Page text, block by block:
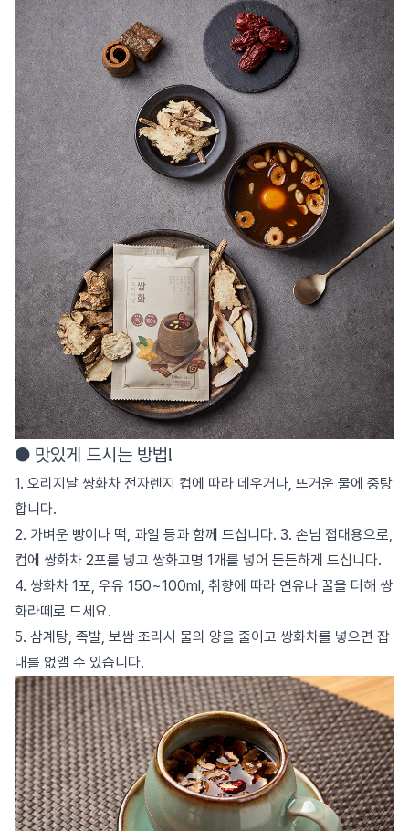
● 맛있게 드시는 방법!
1. 오리지날 쌍화차 전자렌지 컵에 따라 데우거나, 뜨거운 물에 중탕
합니다.
2. 가벼운 빵이나 떡, 과일 등과 함께 드십니다. 3. 손님 접대용으로,
컵에 쌍화차 2포를 넣고 쌍화고명 1개를 넣어 든든하게 드십니다.
4. 쌍화차 1포, 우유 150~100ml, 취향에 따라 연유나 꿀을 더해 쌍
화라떼로 드세요.
5. 삼계탕, 족발, 보쌈 조리시 물의 양을 줄이고 쌍화차를 넣으면 잡
내를 없앨 수 있습니다.